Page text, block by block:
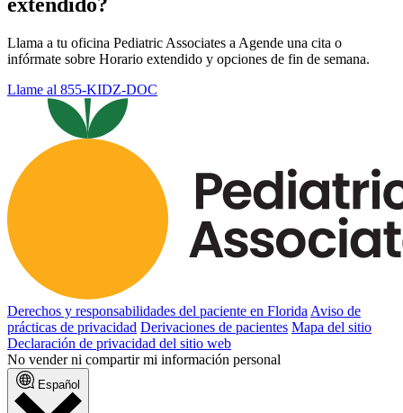
extendido?
Llama a tu oficina Pediatric Associates a Agende una cita o
infórmate sobre Horario extendido y opciones de fin de semana.
Llame al 855-KIDZ-DOC
Derechos y responsabilidades del paciente en Florida Aviso de
prácticas de privacidad Derivaciones de pacientes Mapa del sitio
Declaración de privacidad del sitio web
No vender ni compartir mi información personal
Español